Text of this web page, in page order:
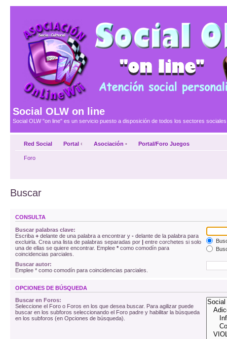
Social OLW on line
Social OLW "on line" es un servicio puesto a disposición de todos los sectores
Red Social Portal ‹ Asociación • Portal/Foro Juegos
Foro
Buscar
CONSULTA
Buscar palabras clave:
Escriba + delante de una palabra a encontrar y - delante de la palabra para
excluirla. Crea una lista de palabras separadas por | entre corchetes si solo
una de ellas se quiere encontrar. Emplee * como comodín para
coincidencias parciales.
Buscar autor:
Emplee * como comodín para coincidencias parciales.
OPCIONES DE BÚSQUEDA
Buscar en Foros:
Seleccione el Foro o Foros en los que desea buscar. Para agilizar puede
buscar en los subforos seleccionando el Foro padre y habilitar la búsqueda
en los subforos (en Opciones de búsqueda).